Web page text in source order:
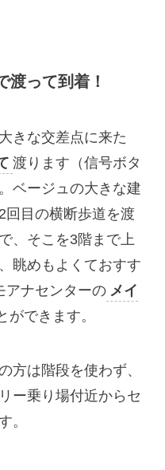
って到着！
きな交差点に来た
渡ります（信号ボタ
ベージュの大きな建
回目の横断歩道を渡
、そこを3階まで上
眺めもよくておすす
アナセンターの メイ
ができます。
方は階段を使わず、
ー乗り場付近からセ
。